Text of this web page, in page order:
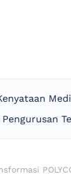
Pengurusan